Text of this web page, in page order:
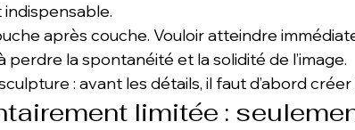
après couche. Vouloir atteindre
la spontanéité et la solidité de l’image.
: avant les détails, il faut d’abord
limitée :